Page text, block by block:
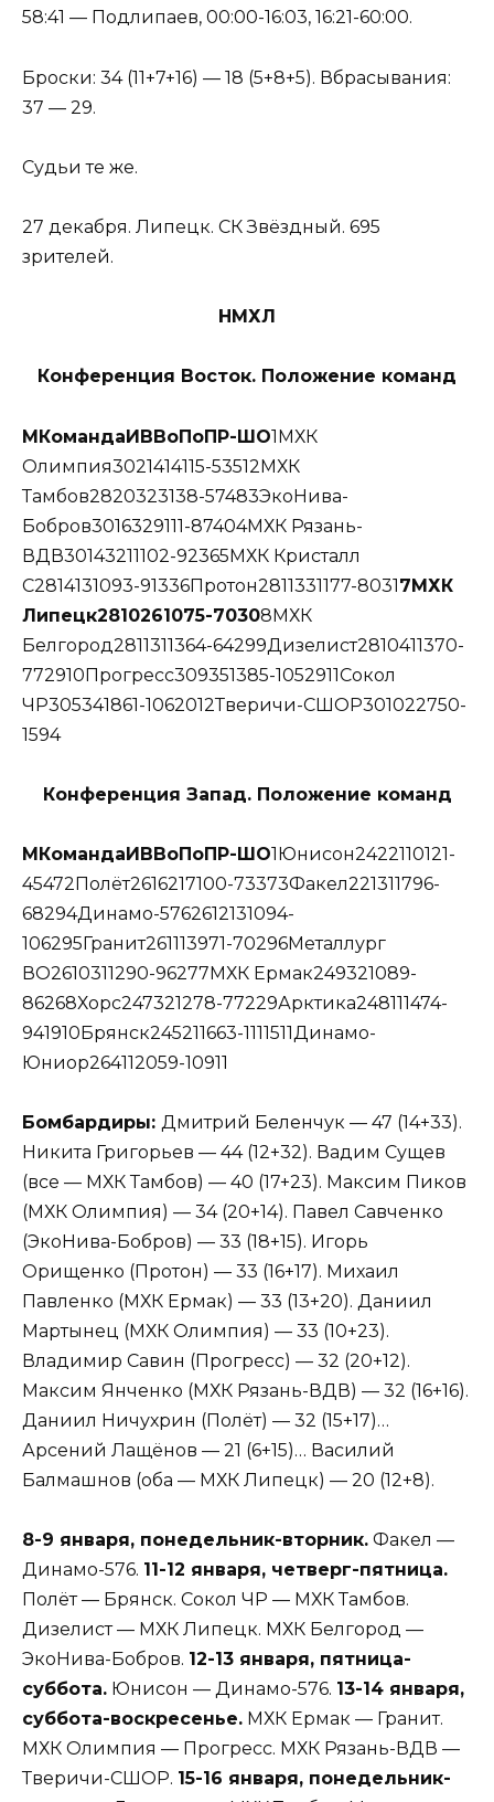
58:41 — Подлипаев, 00:00-16:03, 16:21-60:00.
Броски: 34 (11+7+16) — 18 (5+8+5). Вбрасывания:
37 — 29.
Судьи те же.
27 декабря. Липецк. СК Звёздный. 695
зрителей.
НМХЛ
Конференция Восток. Положение команд
МКомандаИВВоПоПР-ШО1МХК
Олимпия3021414115-53512МХК
Тамбов2820323138-57483ЭкоНива-
Бобров3016329111-87404МХК Рязань-
ВДВ30143211102-92365МХК Кристалл
С2814131093-91336Протон2811331177-80317МХК
Липецк2810261075-70308МХК
Белгород2811311364-64299Дизелист2810411370-
772910Прогресс309351385-1052911Сокол
ЧР305341861-1062012Тверичи-СШОР301022750-
1594
Конференция Запад. Положение команд
МКомандаИВВоПоПР-ШО1Юнисон2422110121-
45472Полёт2616217100-73373Факел221311796-
68294Динамо-5762612131094-
106295Гранит261113971-70296Металлург
ВО2610311290-96277МХК Ермак249321089-
86268Хорс247321278-77229Арктика248111474-
941910Брянск245211663-1111511Динамо-
Юниор264112059-10911
Бомбардиры: Дмитрий Беленчук — 47 (14+33).
Никита Григорьев — 44 (12+32). Вадим Сущев
(все — МХК Тамбов) — 40 (17+23). Максим Пиков
(МХК Олимпия) — 34 (20+14). Павел Савченко
(ЭкоНива-Бобров) — 33 (18+15). Игорь
Орищенко (Протон) — 33 (16+17). Михаил
Павленко (МХК Ермак) — 33 (13+20). Даниил
Мартынец (МХК Олимпия) — 33 (10+23).
Владимир Савин (Прогресс) — 32 (20+12).
Максим Янченко (МХК Рязань-ВДВ) — 32 (16+16).
Даниил Ничухрин (Полёт) — 32 (15+17)…
Арсений Лащёнов — 21 (6+15)… Василий
Балмашнов (оба — МХК Липецк) — 20 (12+8).
8-9 января, понедельник-вторник. Факел —
Динамо-576. 11-12 января, четверг-пятница.
Полёт — Брянск. Сокол ЧР — МХК Тамбов.
Дизелист — МХК Липецк. МХК Белгород —
ЭкоНива-Бобров. 12-13 января, пятница-
суббота. Юнисон — Динамо-576. 13-14 января,
суббота-воскресенье. МХК Ермак — Гранит.
МХК Олимпия — Прогресс. МХК Рязань-ВДВ —
Тверичи-СШОР. 15-16 января, понедельник-